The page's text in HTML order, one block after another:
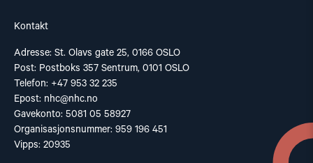
Kontakt
Adresse: St. Olavs gate 25, 0166 OSLO
Post: Postboks 357 Sentrum, 0101 OSLO
Telefon: +47 953 32 235
Epost: nhc@nhc.no
Gavekonto: 5081 05 58927
Organisasjonsnummer: 959 196 451
Vipps: 20935